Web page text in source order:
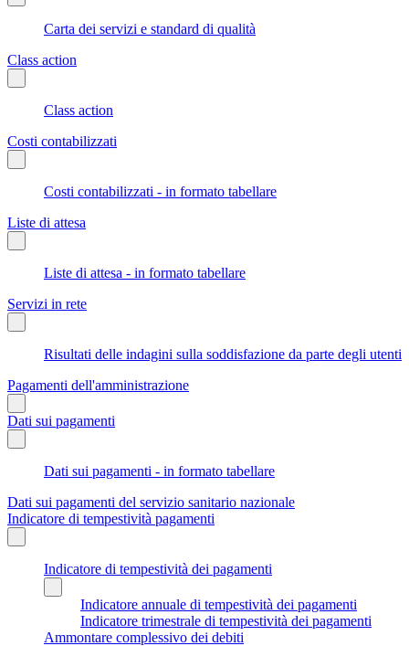
Carta dei servizi e standard di qualità
Class action
Class action
Costi contabilizzati
Costi contabilizzati - in formato tabellare
Liste di attesa
Liste di attesa - in formato tabellare
Servizi in rete
Risultati delle indagini sulla soddisfazione da parte degli utenti
Pagamenti dell'amministrazione
Dati sui pagamenti
Dati sui pagamenti - in formato tabellare
Dati sui pagamenti del servizio sanitario nazionale
Indicatore di tempestività pagamenti
Indicatore di tempestività dei pagamenti
Indicatore annuale di tempestività dei pagamenti
Indicatore trimestrale di tempestività dei pagamenti
Ammontare complessivo dei debiti